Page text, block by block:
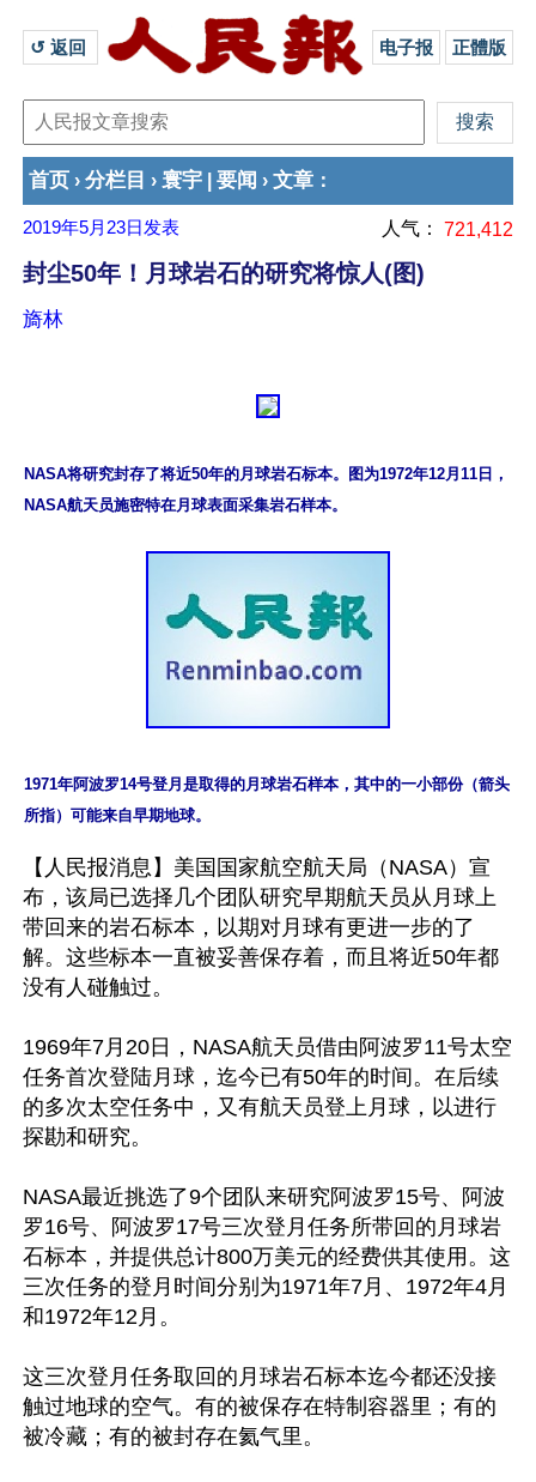
↺ 返回 电子报 正體版
首页 › 分栏目 › 寰宇 要闻 › 文章 ：
2019年5月23日 发表 人气： 721,412
封尘50年！月球岩石的研究将惊人(图)
旖林
NASA将研究封存了将近50年的月球岩石标本。图为1972年12月11日，
NASA航天员施密特在月球表面采集岩石样本。
1971年阿波罗14号登月是取得的月球岩石样本，其中的一小部份（箭头
所指）可能来自早期地球。
【人民报消息】美国国家航空航天局（NASA）宣
布，该局已选择几个团队研究早期航天员从月球上
带回来的岩石标本，以期对月球有更进一步的了
解。这些标本一直被妥善保存着，而且将近50年都
没有人碰触过。
1969年7月20日，NASA航天员借由阿波罗11号太空
任务首次登陆月球，迄今已有50年的时间。在后续
的多次太空任务中，又有航天员登上月球，以进行
探勘和研究。
NASA最近挑选了9个团队来研究阿波罗15号、阿波
罗16号、阿波罗17号三次登月任务所带回的月球岩
石标本，并提供总计800万美元的经费供其使用。这
三次任务的登月时间分别为1971年7月、1972年4月
和1972年12月。
这三次登月任务取回的月球岩石标本迄今都还没接
触过地球的空气。有的被保存在特制容器里；有的
被冷藏；有的被封存在氦气里。